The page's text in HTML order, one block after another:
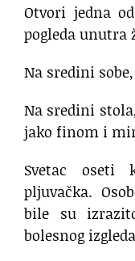
Otvori jedna
pogleda unutra
Na sredini
Na sredini
jako finom i
Svetac
pljuvačka.
bile su
bolesnog